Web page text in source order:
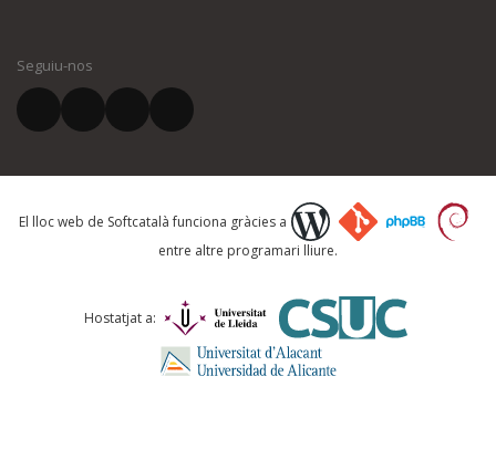
El vostre correu electrònic *
Què proposeu?
Comentari *
Seguiu-nos
El lloc web de Softcatalà funciona gràcies a
entre altre programari lliure.
Hostatjat a: